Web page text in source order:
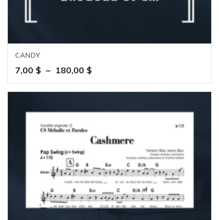
CANDY
7,00 $ – 180,00 $Plage
de
prix :
à